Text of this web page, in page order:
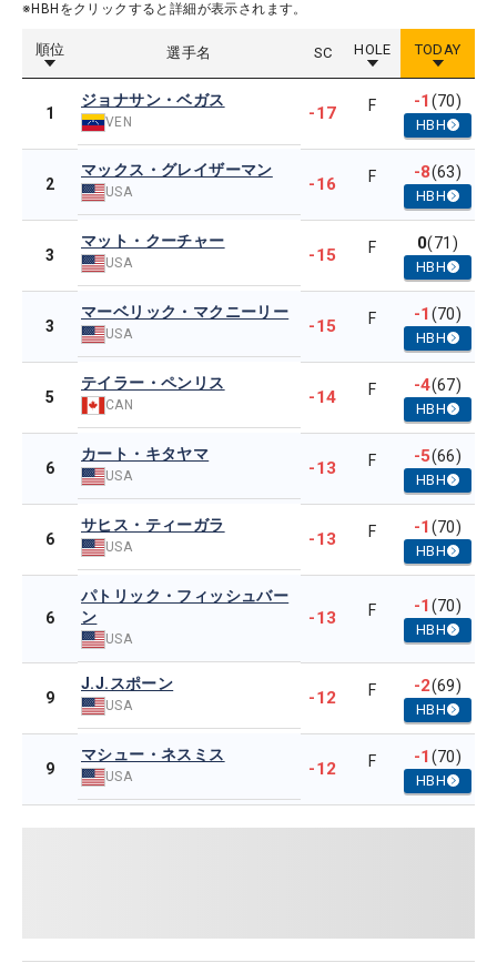
※HBHをクリックすると詳細が表示されます。
順位 選手名 SC HOLE TODAY
1
ジョナサン・ベガス
VEN -17 F -1(70)
HBH
2
マックス・グレイザーマン
USA -16 F -8(63)
HBH
3
マット・クーチャー
USA -15 F 0(71)
HBH
3
マーベリック・マクニーリー
USA -15 F -1(70)
HBH
5
テイラー・ペンリス
CAN -14 F -4(67)
HBH
6
カート・キタヤマ
USA -13 F -5(66)
HBH
6
サヒス・ティーガラ
USA -13 F -1(70)
HBH
6
パトリック・フィッシュバー
ン
USA
-13 F -1(70)
HBH
9
J.J.スポーン
USA -12 F -2(69)
HBH
9
マシュー・ネスミス
USA -12 F -1(70)
HBH